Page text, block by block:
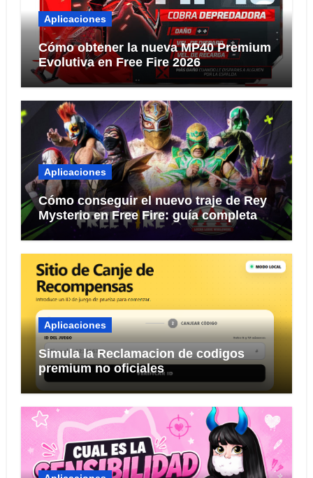
Aplicaciones
Cómo obtener la nueva MP40 Premium
Evolutiva en Free Fire 2026
Aplicaciones
Cómo conseguir el nuevo traje de Rey
Mysterio en Free Fire: guía completa
del evento 2026
Aplicaciones
Simula la Reclamacion de codigos
premium no oficiales